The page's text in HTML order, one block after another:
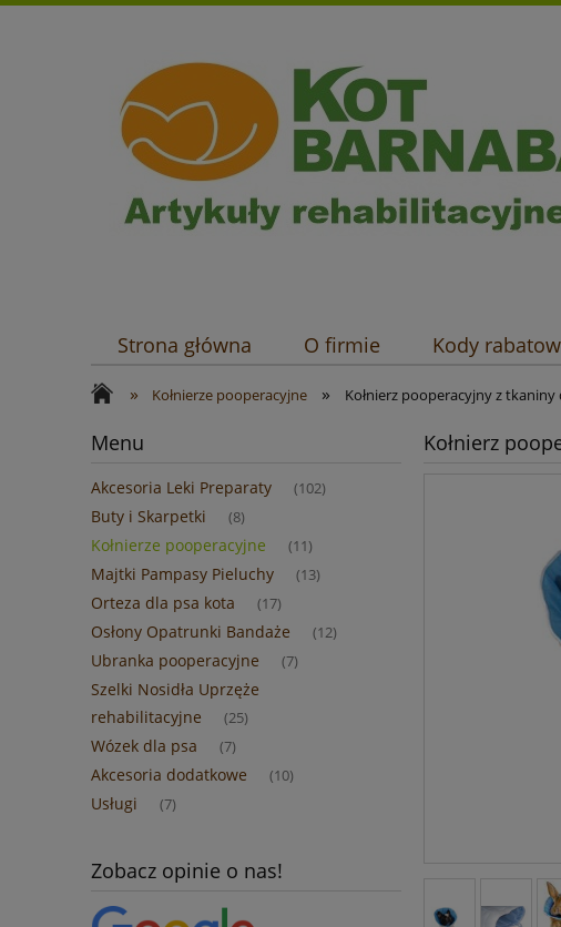
Strona główna O firmie Kody
Sposoby płatności
» Kołnierze pooperacyjne » Kołnierz pooperacyjny z tkaniny
Menu
Akcesoria Leki Preparaty (102)
Buty i Skarpetki (8)
Kołnierze pooperacyjne (11)
Majtki Pampasy Pieluchy (13)
Orteza dla psa kota (17)
Osłony Opatrunki Bandaże (12)
Ubranka pooperacyjne (7)
Szelki Nosidła Uprzęże
rehabilitacyjne
(25)
Wózek dla psa (7)
Akcesoria dodatkowe (10)
Usługi (7)
Zobacz opinie o nas!
Kołnierz